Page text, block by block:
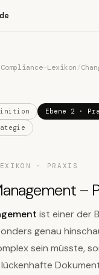
Compliance-Lexikon/
Ebene 2 ·
· PRAXIS
–
ist einer der
genau
sein müsste,